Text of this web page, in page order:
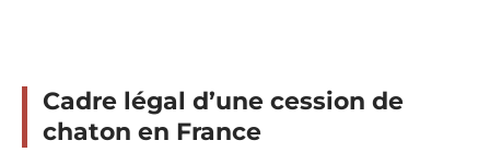
Cadre légal d’une cession de
chaton en France